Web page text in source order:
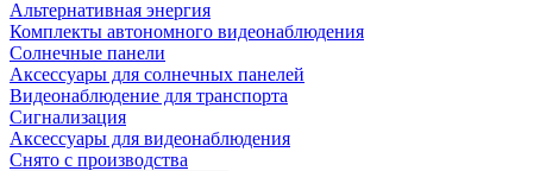
Альтернативная энергия
Комплекты автономного видеонаблюдения
Солнечные панели
Аксессуары для солнечных панелей
Видеонаблюдение для транспорта
Сигнализация
Аксессуары для видеонаблюдения
Снято с производства